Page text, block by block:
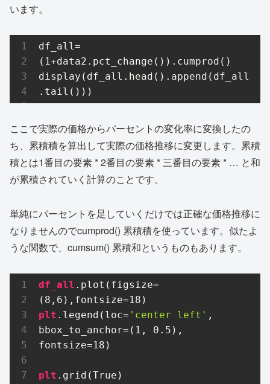
います。
df_all=
(1+data2.pct_change()).cumprod()
display(df_all.head().append(df_all
.tail()))
ここで実際の価格からパーセントの変化率に変換したの
ち、累積積を算出して実際の価格推移に変更します。累積
積とは1番目の要素 * 2番目の要素 * 三番目の要素 * … と和
が累積されていく計算のことです。
単純にパーセントを足していくだけでは正確な価格推移に
なりませんのでcumprod() 累積積を使っています。似たよ
うな関数で、cumsum() 累積和というものもあります。
df_all .plot (figsize=
( 8 , 6 ),fontsize=18
plt .legend (loc= 'center left' ,
bbox_to_anchor=( 1 , 0.5 ),
fontsize=18 )
plt .grid